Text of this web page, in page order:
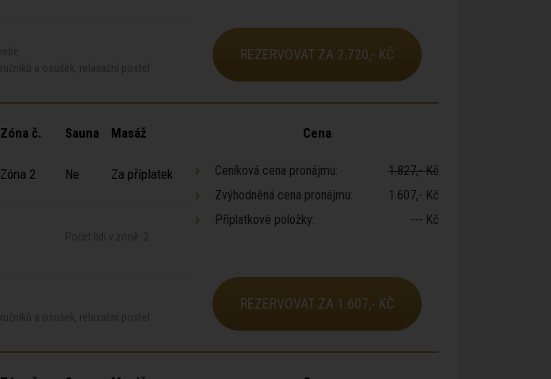
REZERVOVAT ZA 2.720,- KČ
Zóna č. Sauna Masáž Cena
Zóna 2 Ne Za příplatek Ceníková cena pronájmu:
1.827,- Kč
Zvýhodněná cena pronájmu:
1.607,- Kč
Příplatkové položky:
--- Kč
REZERVOVAT ZA 1.607,- KČ